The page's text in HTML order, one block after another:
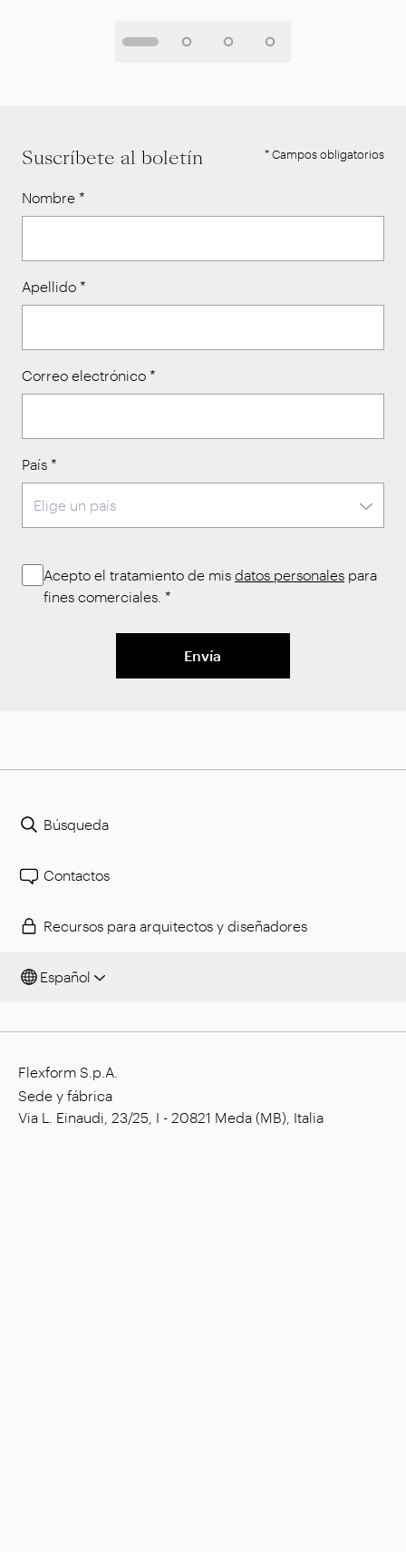
Suscríbete al boletín * Campos obligatorios
Nombre *
Apellido *
Correo electrónico *
País *
Acepto el tratamiento de mis datos personales para
fines comerciales. *
Envía
Búsqueda
Contactos
Recursos para arquitectos y diseñadores
Español
Flexform S.p.A.
Sede y fábrica
Via L. Einaudi, 23/25, I - 20821 Meda (MB), Italia